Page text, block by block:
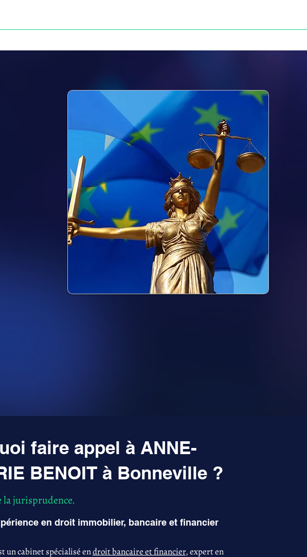
faire appel à ANNE-
BENOIT à Bonneville ?
la jurisprudence.
en droit immobilier, bancaire et financier
un cabinet spécialisé endroit bancaire et financier, expert en